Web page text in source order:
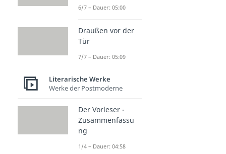
6/7 – Dauer: 05:00
Draußen vor der
Tür
7/7 – Dauer: 05:09
Literarische Werke
Werke der Postmoderne
Der Vorleser -
Zusammenfassu
ng
1/4 – Dauer: 04:58